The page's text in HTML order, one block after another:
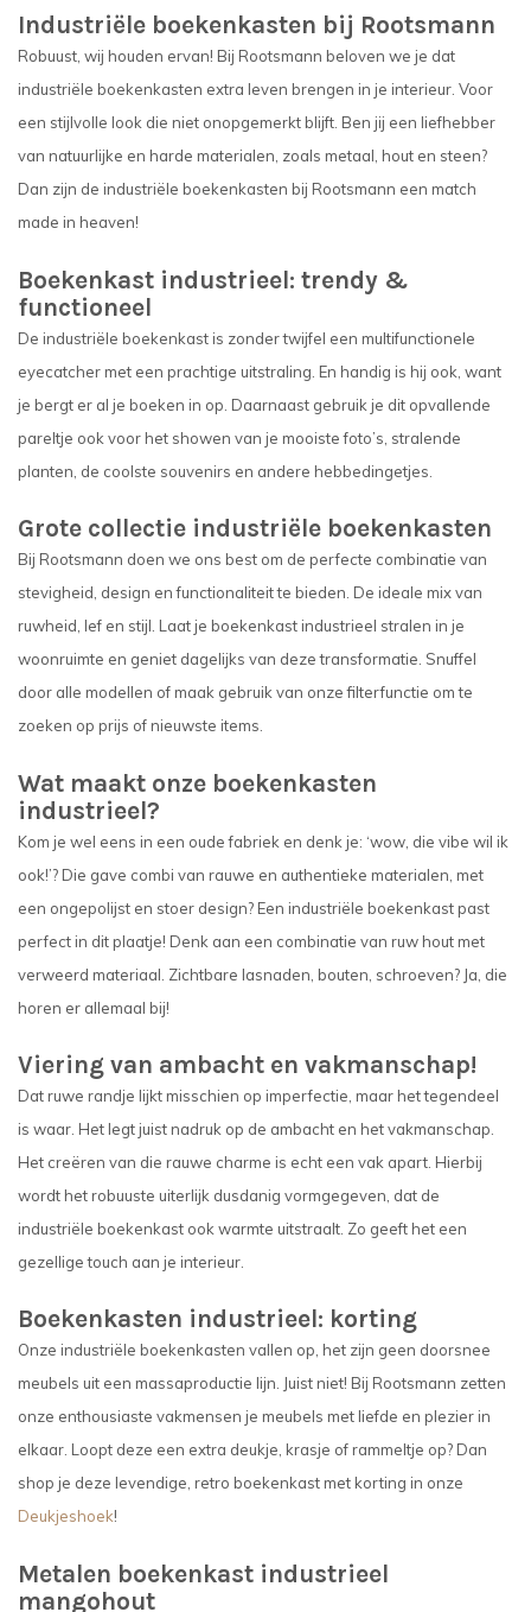
Industriële boekenkasten bij Rootsmann
Robuust, wij houden ervan! Bij Rootsmann beloven we je dat
industriële boekenkasten extra leven brengen in je interieur. Voor
een stijlvolle look die niet onopgemerkt blijft. Ben jij een liefhebber
van natuurlijke en harde materialen, zoals metaal, hout en steen?
Dan zijn de industriële boekenkasten bij Rootsmann een match
made in heaven!
Boekenkast industrieel: trendy &
functioneel
De industriële boekenkast is zonder twijfel een multifunctionele
eyecatcher met een prachtige uitstraling. En handig is hij ook, want
je bergt er al je boeken in op. Daarnaast gebruik je dit opvallende
pareltje ook voor het showen van je mooiste foto’s, stralende
planten, de coolste souvenirs en andere hebbedingetjes.
Grote collectie industriële boekenkasten
Bij Rootsmann doen we ons best om de perfecte combinatie van
stevigheid, design en functionaliteit te bieden. De ideale mix van
ruwheid, lef en stijl. Laat je boekenkast industrieel stralen in je
woonruimte en geniet dagelijks van deze transformatie. Snuffel
door alle modellen of maak gebruik van onze filterfunctie om te
zoeken op prijs of nieuwste items.
Wat maakt onze boekenkasten
industrieel?
Kom je wel eens in een oude fabriek en denk je: ‘wow, die vibe wil ik
ook!’? Die gave combi van rauwe en authentieke materialen, met
een ongepolijst en stoer design? Een industriële boekenkast past
perfect in dit plaatje! Denk aan een combinatie van ruw hout met
verweerd materiaal. Zichtbare lasnaden, bouten, schroeven? Ja, die
horen er allemaal bij!
Viering van ambacht en vakmanschap!
Dat ruwe randje lijkt misschien op imperfectie, maar het tegendeel
is waar. Het legt juist nadruk op de ambacht en het vakmanschap.
Het creëren van die rauwe charme is echt een vak apart. Hierbij
wordt het robuuste uiterlijk dusdanig vormgegeven, dat de
industriële boekenkast ook warmte uitstraalt. Zo geeft het een
gezellige touch aan je interieur.
Boekenkasten industrieel: korting
Onze industriële boekenkasten vallen op, het zijn geen doorsnee
meubels uit een massaproductie lijn. Juist niet! Bij Rootsmann zetten
onze enthousiaste vakmensen je meubels met liefde en plezier in
elkaar. Loopt deze een extra deukje, krasje of rammeltje op? Dan
shop je deze levendige, retro boekenkast met korting in onze
Deukjeshoek!
Metalen boekenkast industrieel
mangohout